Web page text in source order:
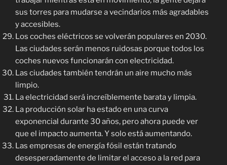
sus torres para mudarse a vecindarios más agradables
y accesibles.
Los coches eléctricos se volverán populares en 2030.
Las ciudades serán menos ruidosas porque todos los
coches nuevos funcionarán con electricidad.
Las ciudades también tendrán un aire mucho más
limpio.
La electricidad será increíblemente barata y limpia.
La producción solar ha estado en una curva
exponencial durante 30 años, pero ahora puede ver
que el impacto aumenta. Y solo está aumentando.
Las empresas de energía fósil están tratando
desesperadamente de limitar el acceso a la red para